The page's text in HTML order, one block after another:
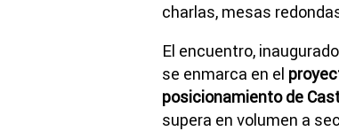
charlas, mesas
El encuentro,
se enmarca en el
posicionamiento de
supera en volumen a